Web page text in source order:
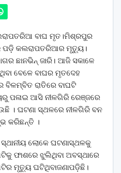
ବାଘ ମୃତ।ମିଶ୍ରପୁର
ପଡ଼ି କଲରାପତରିଆର ମୃତ୍ୟୁ।
ଛାନଭିନ୍‌ ଜାରି। ଆଜି ସକାଳେ
ବେଳେ ବାଘର ମୃତଦେହ
ବିଳମ୍ବିତ ରାତିରେ ବାଘଟି
ପଳାଇ ଆସି ନୀଳଗିରି ରେଞ୍ଜରେ
। ଘଟଣା ସ୍ଥଳରେ ନୀଳଗିରି ବନ
କରିଛନ୍ତି ।
ଲୋକେ ଘଟଣାସ୍ଥଳକୁ
ଫାଶରେ ଝୁଲିଥିବା ଅବସ୍ଥାରେ
ମୃତ୍ୟୁ ଘଟିଥିବାଜଣାପଡ଼ିଛି।